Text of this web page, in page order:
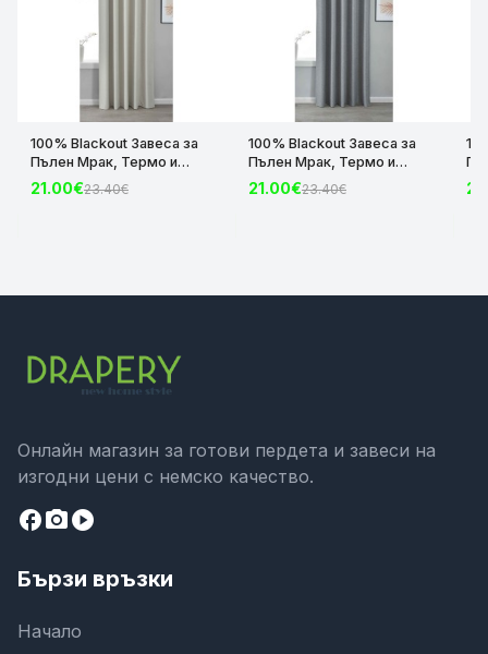
100% Blackout Завеса за
Пълен Мрак, Термо и
Шумоизолираща с коланче
цвят Крем, 175х140 и
21.00€23.40€
100% Blackout Завеса за
Пълен Мрак, Термо и
Шумоизолираща с коланче
цвят Сив, 175х140 и
21.00€23.40€
Онлайн магазин за готови пердета и завеси на
изгодни цени с немско качество.
facebookcamera_altplay_circle
Бързи връзки
Начало